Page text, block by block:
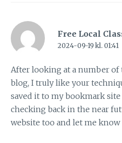
Free Local
2024-09-19 kl. 01:41
After looking at a number of
blog, I truly like your
saved it to my bookmark
checking back in the near
website too and let me